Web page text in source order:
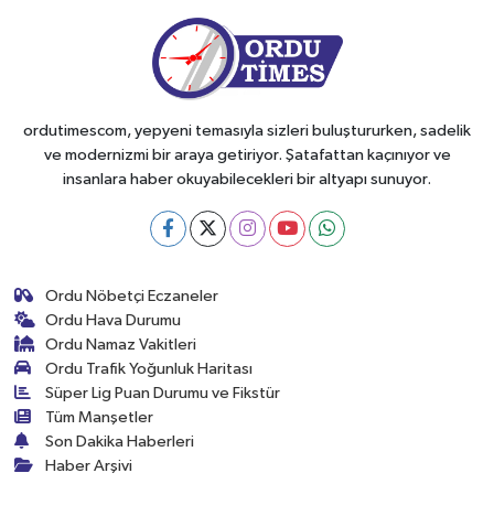
ordutimescom, yepyeni temasıyla sizleri buluştururken, sadelik
ve modernizmi bir araya getiriyor. Şatafattan kaçınıyor ve
insanlara haber okuyabilecekleri bir altyapı sunuyor.
Ordu Nöbetçi Eczaneler
Ordu Hava Durumu
Ordu Namaz Vakitleri
Ordu Trafik Yoğunluk Haritası
Süper Lig Puan Durumu ve Fikstür
Tüm Manşetler
Son Dakika Haberleri
Haber Arşivi